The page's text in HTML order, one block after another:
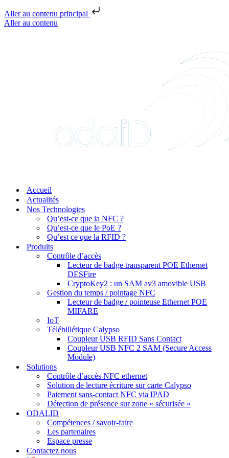
Aller au contenu principal
Aller au contenu
Accueil
Actualités
Nos Technologies
Qu’est-ce que la NFC ?
Qu’est-ce que le PoE ?
Qu’est ce que la RFID ?
Produits
Contrôle d’accès
Lecteur de badge transparent POE Ethernet
DESFire
CryptoKey2 : un SAM av3 amovible USB
Gestion du temps / pointage NFC
Lecteur de badge / pointeuse Ethernet POE
MIFARE
IoT
Télébillétique Calypso
Coupleur USB RFID Sans Contact
Coupleur USB NFC 2 SAM (Secure Access
Module)
Solutions
Contrôle d’accès NFC ethernet
Solution de lecture écriture sur carte Calypso
Paiement sans-contact NFC via IPAD
Détection de présence sur zone « sécurisée »
ODALID
Compétences / savoir-faire
Les partenaires
Espace presse
Contactez nous